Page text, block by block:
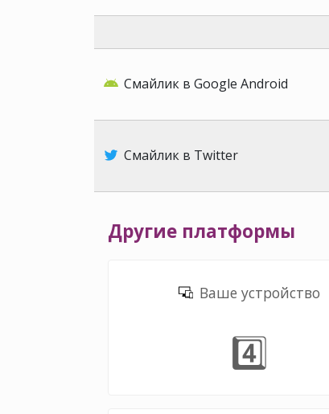
Смайлик в Google Android
Смайлик в Twitter
Другие платформы
Ваше устройство
4️⃣